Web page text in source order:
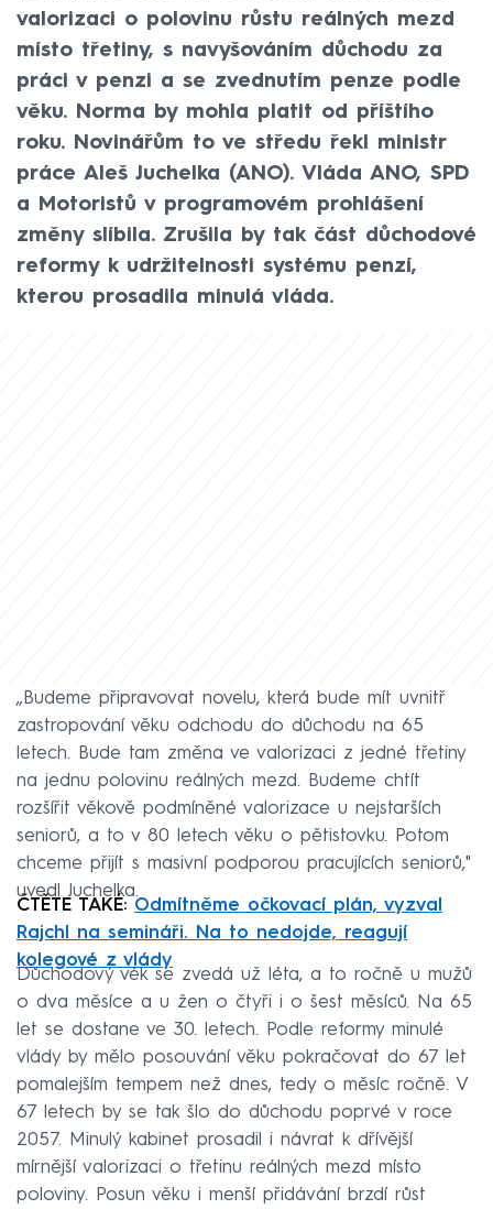
valorizaci o polovinu růstu reálných mezd
místo třetiny, s navyšováním důchodu za
práci v penzi a se zvednutím penze podle
věku. Norma by mohla platit od příštího
roku. Novinářům to ve středu řekl ministr
práce Aleš Juchelka (ANO). Vláda ANO, SPD
a Motoristů v programovém prohlášení
změny slíbila. Zrušila by tak část důchodové
reformy k udržitelnosti systému penzí,
kterou prosadila minulá vláda.
„Budeme připravovat novelu, která bude mít uvnitř
zastropování věku odchodu do důchodu na 65
letech. Bude tam změna ve valorizaci z jedné třetiny
na jednu polovinu reálných mezd. Budeme chtít
rozšířit věkově podmíněné valorizace u nejstarších
seniorů, a to v 80 letech věku o pětistovku. Potom
chceme přijít s masivní podporou pracujících seniorů,"
uvedl Juchelka.
ČTĚTE TAKÉ: Odmítněme očkovací plán, vyzval
Rajchl na semináři. Na to nedojde, reagují
kolegové z vlády
Důchodový věk se zvedá už léta, a to ročně u mužů
o dva měsíce a u žen o čtyři i o šest měsíců. Na 65
let se dostane ve 30. letech. Podle reformy minulé
vlády by mělo posouvání věku pokračovat do 67 let
pomalejším tempem než dnes, tedy o měsíc ročně. V
67 letech by se tak šlo do důchodu poprvé v roce
2057. Minulý kabinet prosadil i návrat k dřívější
mírnější valorizaci o třetinu reálných mezd místo
poloviny. Posun věku i menší přidávání brzdí růst